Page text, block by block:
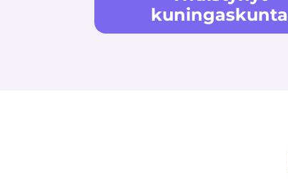
kuningaskunta